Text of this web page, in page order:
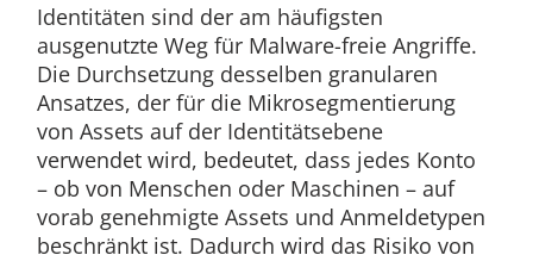
Identitäten sind der am häufigsten
ausgenutzte Weg für Malware-freie Angriffe.
Die Durchsetzung desselben granularen
Ansatzes, der für die Mikrosegmentierung
von Assets auf der Identitätsebene
verwendet wird, bedeutet, dass jedes Konto
– ob von Menschen oder Maschinen – auf
vorab genehmigte Assets und Anmeldetypen
beschränkt ist. Dadurch wird das Risiko von